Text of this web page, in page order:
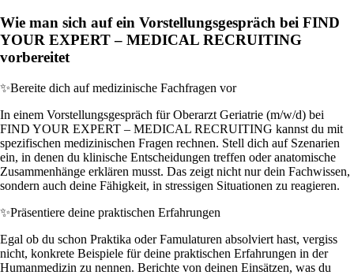
Wie man sich auf ein Vorstellungsgespräch bei FIND
YOUR EXPERT – MEDICAL RECRUITING
vorbereitet
✨Bereite dich auf medizinische Fachfragen vor
In einem Vorstellungsgespräch für Oberarzt Geriatrie (m/w/d) bei
FIND YOUR EXPERT – MEDICAL RECRUITING kannst du mit
spezifischen medizinischen Fragen rechnen. Stell dich auf Szenarien
ein, in denen du klinische Entscheidungen treffen oder anatomische
Zusammenhänge erklären musst. Das zeigt nicht nur dein Fachwissen,
sondern auch deine Fähigkeit, in stressigen Situationen zu reagieren.
✨Präsentiere deine praktischen Erfahrungen
Egal ob du schon Praktika oder Famulaturen absolviert hast, vergiss
nicht, konkrete Beispiele für deine praktischen Erfahrungen in der
Humanmedizin zu nennen. Berichte von deinen Einsätzen, was du